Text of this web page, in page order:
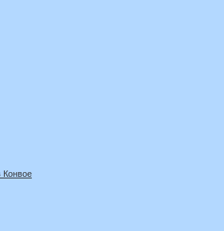
Конвое